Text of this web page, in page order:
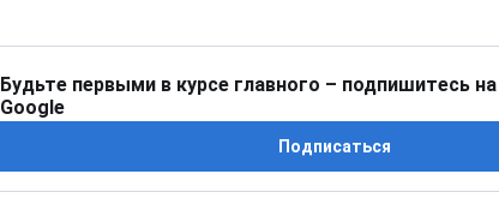
Будьте первыми в курсе главного – подпишитесь
Google
Подписаться